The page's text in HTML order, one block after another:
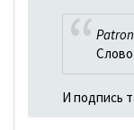
И подпись